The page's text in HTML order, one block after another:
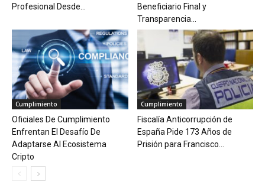
Profesional Desde...
Beneficiario Final y
Transparencia...
Cumplimiento
Oficiales De Cumplimiento
Enfrentan El Desafío De
Adaptarse Al Ecosistema
Cripto
Cumplimiento
Fiscalía Anticorrupción de
España Pide 173 Años de
Prisión para Francisco...